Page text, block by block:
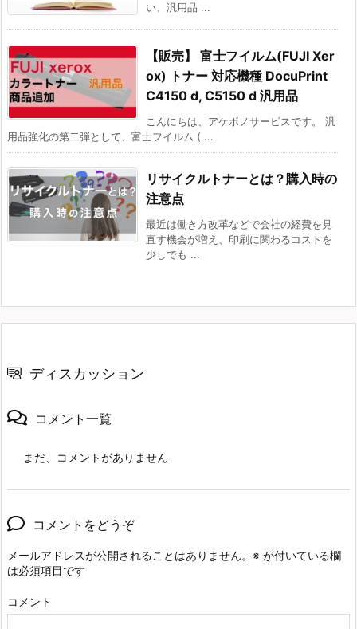
い、汎用品 ...
【販売】 富士フイルム(FUJI Xer
ox) トナー 対応機種 DocuPrint
C4150 d, C5150 d 汎用品
こんにちは、アケボノサービスです。 汎
用品強化の第二弾として、富士フイルム ( ...
リサイクルトナーとは？購入時の
注意点
最近は働き方改革などで会社の経費を見
直す機会が増え、印刷に関わるコストを
少しでも ...
ディスカッション
コメント一覧
まだ、コメントがありません
コメントをどうぞ
メールアドレスが公開されることはありません。 ※ が付いている欄
は必須項目です
コメント